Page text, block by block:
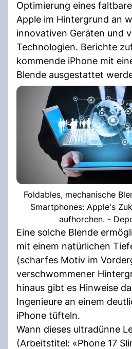
Optimierung eines
Apple im Hintergrund an
innovativen Geräten und
Technologien. Berichte
kommende iPhone mit
Blende ausgestattet
Foldables, mechanische
Smartphones: Apple's
aufhorchen. -
Eine solche Blende
mit einem natürlichen
(scharfes Motiv im
verschwommener
hinaus gibt es Hinweise
Ingenieure an einem
iPhone tüfteln.
Wann dieses ultradünne
(Arbeitstitel: «Phone 17